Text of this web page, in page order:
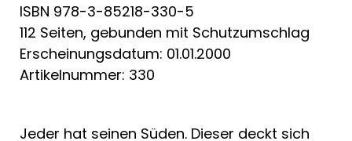
ISBN 978-3-85218-330-5
112 Seiten, gebunden mit Schutzumschlag
Erscheinungsdatum: 01.01.2000
Artikelnummer: 330
Jeder hat seinen Süden. Dieser deckt sich